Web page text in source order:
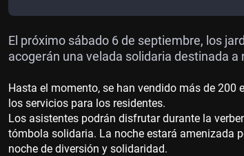
El próximo sábado 6 de septiembre, los
acogerán una velada solidaria destinada
Hasta el momento, se han vendido más de 200
los servicios para los residentes.
Los asistentes podrán disfrutar durante la
tómbola solidaria. La noche estará amenizada
noche de diversión y solidaridad.